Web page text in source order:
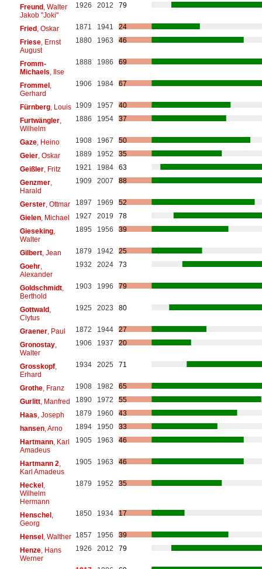
Freund, Walter
Jakob "Joki"
1926 2012 79
Fried, Oskar 1871 1941
24
Friese, Ernst
August
1880 1963 46
Fromm-
Michaels , Ilse
1888 1986 69
Frommel,
Gerhard
1906 1984 67
Fürnberg, Louis 1909 1957
40
Furtwängler,
Wilhelm
1886 1954 37
Gaze, Heino 1908 1967
50
Geier, Oskar 1889 1952
35
Geißler, Fritz 1921 1984
63
Genzmer,
Harald
1909 2007 88
Gerster, Ottmar 1897 1969
52
Gielen, Michael 1927 2019
78
Gieseking,
Walter
1895 1956 39
Gilbert, Jean 1879 1942
25
Goehr,
Alexander
1932 2024 73
Goldschmidt,
Berthold
1903 1996 79
Gottwald,
Clytus
1925 2023 80
Graener, Paul 1872 1944
27
Gronostay,
Walter
1906 1937 20
Grosskopf,
Erhard
1934 2025 71
Grothe, Franz 1908 1982
65
Gurlitt, Manfred 1890 1972
55
Haas , Joseph 1879 1960
43
hansen, Arno 1894 1950
33
Hartmann, Karl
Amadeus
1905 1963 46
Hartmann 2
Karl Amadeus
1905 1963 46
Heckel,
Wilhelm
Hermann
1879 1952 35
Henschel,
Georg
1850 1934 17
Hensel, Walther 1857 1956
39
Henze, Hans
Werner
1926 2012 79